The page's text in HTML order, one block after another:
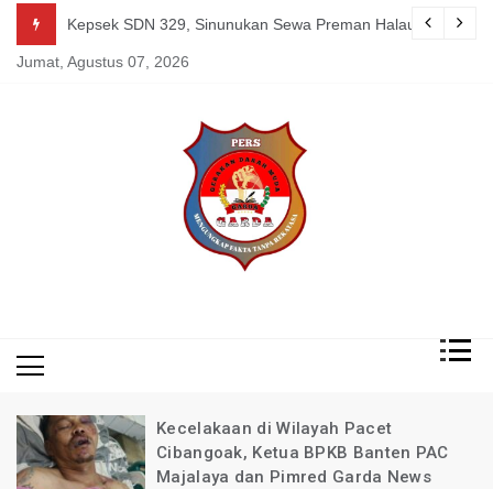
content
Uden Pimred Garda News Indonesia yang Sedang Pemulihan
Kepsek SDN 329, Sinunukan Sewa Preman Halau LSM
Jumat, Agustus 07, 2026
Kecelakaan di Wilayah Pacet
Cibangoak, Ketua BPKB Banten PAC
Majalaya dan Pimred Garda News